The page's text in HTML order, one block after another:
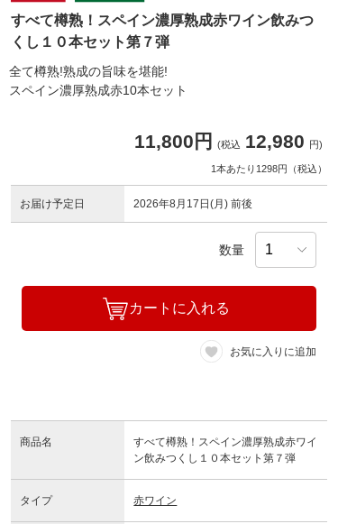
すべて樽熟！スペイン濃厚熟成赤ワイン飲みつ
くし１０本セット第７弾
全て樽熟!熟成の旨味を堪能!
スペイン濃厚熟成赤10本セット
11,800円 (税込 12,980 円)
1本あたり1298円（税込）
お届け予定日 2026年8月17日(月) 前後
数量
カートに入れる
お気に入りに追加
商品名
すべて樽熟！スペイン濃厚熟成赤ワイ
ン飲みつくし１０本セット第７弾
タイプ 赤ワイン